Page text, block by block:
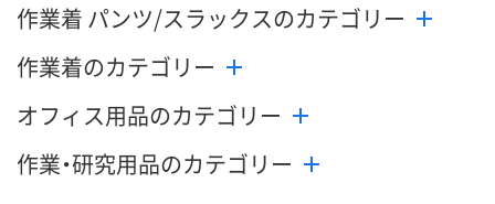
数量
カゴへ
数量 数量
作業着 パンツ/スラックスのカテゴリー
作業着のカテゴリー
オフィス用品のカテゴリー
作業・研究用品のカテゴリー